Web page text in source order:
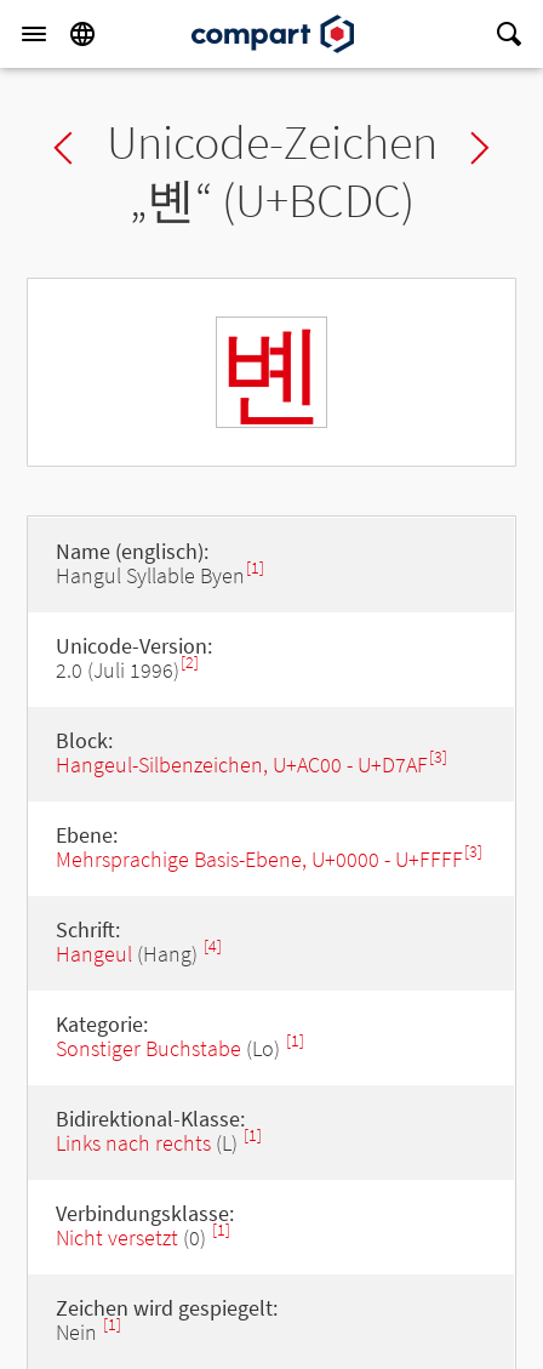
Previous char
Unicode-Zeichen
„볜“ (U+BCDC)
볜
Name (englisch):
Hangul Syllable Byen [1]
Unicode-Version:
2.0 (Juli 1996)[2]
Block:
Hangeul-Silbenzeichen, U+AC00 - U+D7AF[3]
Ebene:
Mehrsprachige Basis-Ebene, U+0000 - U+FFFF[3]
Schrift:
Hangeul(Hang) [4]
Kategorie:
Sonstiger Buchstabe (Lo) [1]
Bidirektional-Klasse:
Links nach rechts(L) [1]
Verbindungsklasse:
Nicht versetzt(0) [1]
Zeichen wird gespiegelt:
Nein [1]